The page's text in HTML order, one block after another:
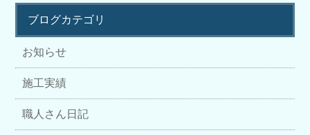
ブログカテゴリ
お知らせ
施工実績
職人さん日記